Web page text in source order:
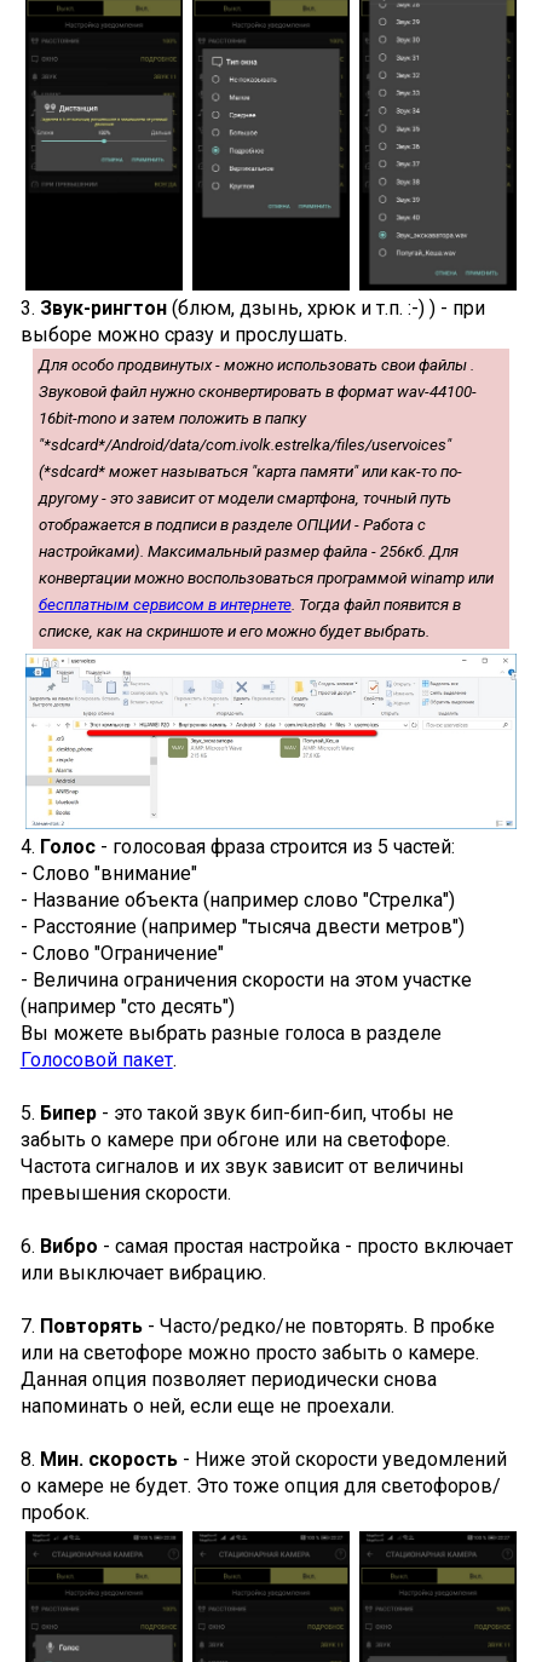
3. Звук-рингтон(блюм, дзынь, хрюк и т.п. :-) ) - при
выборе можно сразу и прослушать.
Для особо продвинутых - можно использовать свои файлы .
Звуковой файл нужно сконвертировать в формат wav-44100-
16bit-mono и затем положить в папку
"*sdcard*/Android/data/com.ivolk.estrelka/files/uservoices"
(*sdcard* может называться "карта памяти" или как-то по-
другому - это зависит от модели смартфона, точный путь
отображается в подписи в разделе ОПЦИИ - Работа с
настройками). Максимальный размер файла - 256кб. Для
конвертации можно воспользоваться программой winamp или
бесплатным сервисом в интернете. Тогда файл появится в
списке, как на скриншоте и его можно будет выбрать.
4. Голос- голосовая фраза строится из 5 частей:
- Слово "внимание"
- Название объекта (например слово "Стрелка")
- Расстояние (например "тысяча двести метров")
- Слово "Ограничение"
- Величина ограничения скорости на этом участке
(например "сто десять")
Вы можете выбрать разные голоса в разделе
Голосовой пакет.
5. Бипер- это такой звук бип-бип-бип, чтобы не
забыть о камере при обгоне или на светофоре.
Частота сигналов и их звук зависит от величины
превышения скорости.
6. Вибро - самая простая настройка - просто включает
или выключает вибрацию.
7. Повторять- Часто/редко/не повторять. В пробке
или на светофоре можно просто забыть о камере.
Данная опция позволяет периодически снова
напоминать о ней, если еще не проехали.
8. Мин. скорость- Ниже этой скорости уведомлений
о камере не будет. Это тоже опция для светофоров/
пробок.